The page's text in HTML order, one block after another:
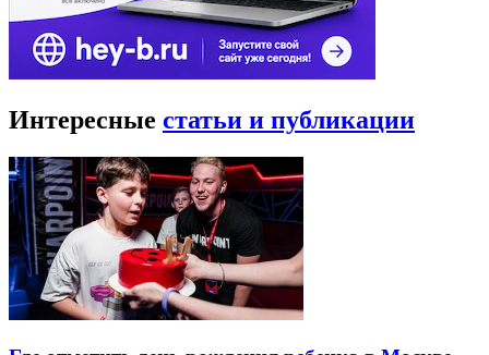
Интересные статьи и публикации